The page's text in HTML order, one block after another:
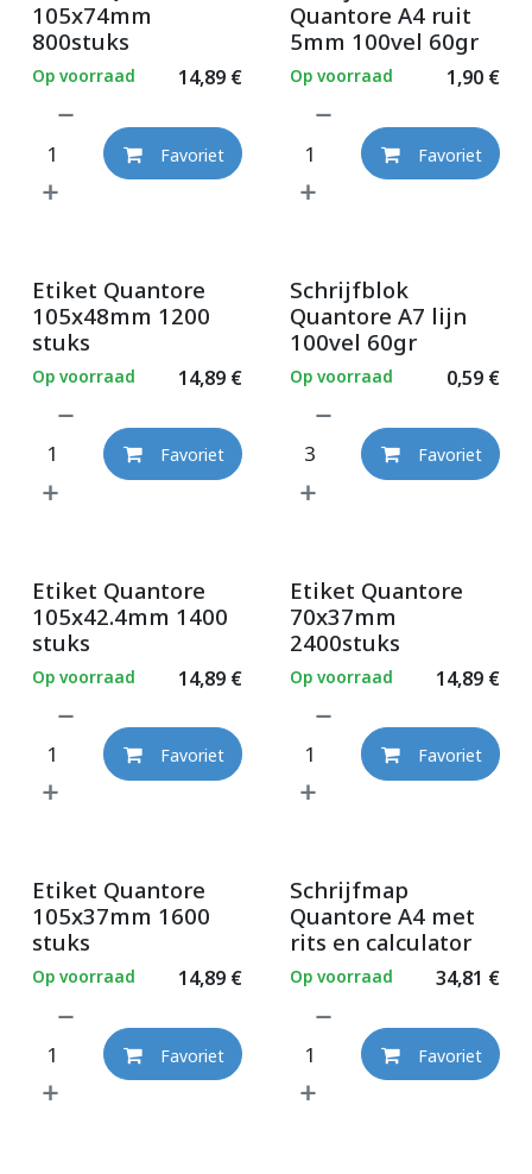
105x74mm
800stuks
14,89€
Op voorraad
Favoriet
Quantore A4 ruit
5mm 100vel 60gr
1,90€
Op voorraad
Favoriet
Etiket Quantore
105x48mm 1200
stuks
14,89€
Op voorraad
Favoriet
Schrijfblok
Quantore A7 lijn
100vel 60gr
0,59€
Op voorraad
Favoriet
Etiket Quantore
105x42.4mm 1400
stuks
14,89€
Op voorraad
Favoriet
Etiket Quantore
70x37mm
2400stuks
14,89€
Op voorraad
Favoriet
Etiket Quantore
105x37mm 1600
stuks
14,89€
Op voorraad
Favoriet
Schrijfmap
Quantore A4 met
rits en calculator
34,81 €
Op voorraad
Favoriet